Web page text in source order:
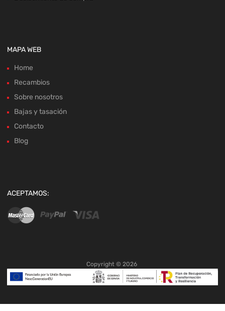
MAPA WEB
Home
Recambios
Sobre nosotros
Bajas y tasación
Contacto
Blog
ACEPTAMOS:
Copyright © 2026